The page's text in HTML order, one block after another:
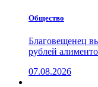
Общество
Благовещенец
рублей
07.08.2026